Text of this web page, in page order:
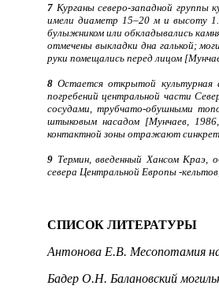
7 Курганы северо-западной группы
имели диаметр 15–20 м и высоту
булыжником или обкладывались
отмечены выкладки дна галькой;
руки помещались перед лицом
8 Остается открытой
погребений центральной части
сосудами, трубчато-обушными
штыковым насадом [Мунчаев,
контактной зоны отражают
9 Термин, введенный Хансом Краэ,
севера Центральной Европы -
СПИСОК ЛИТЕРАТУРЫ
Антонова Е.В. Месопотамия
Бадер О.Н. Балановский